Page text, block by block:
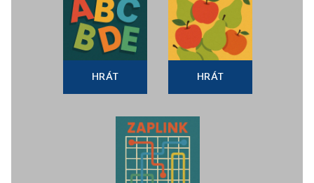
HRÁT HRÁT